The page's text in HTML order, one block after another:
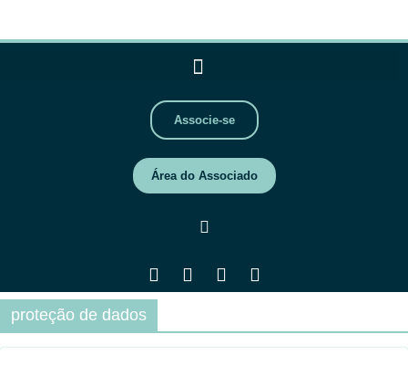
Associe-se
Área do Associado
proteção de dados